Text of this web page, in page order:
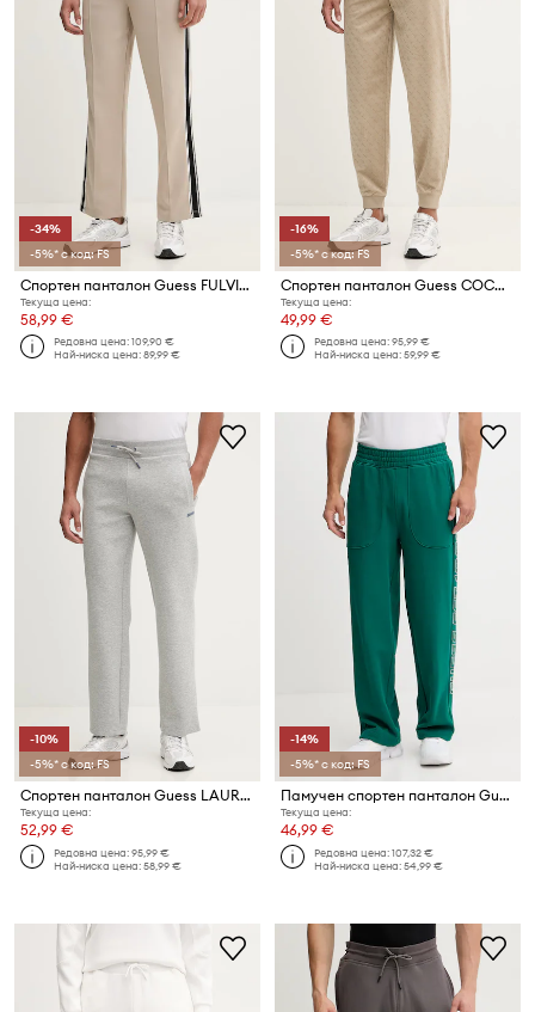
-34%
-5%* с код: FS
Спортен панталон Guess FULVIO
Текуща цена:
58,99 €
Редовна цена:109,90 €
Най-ниска цена:89,99 €
-16%
-5%* с код: FS
Спортен панталон Guess COCHISE
Текуща цена:
49,99 €
Редовна цена:95,99 €
Най-ниска цена:59,99 €
-10%
-5%* с код: FS
Спортен панталон Guess LAURO
Текуща цена:
52,99 €
Редовна цена:95,99 €
Най-ниска цена:58,99 €
-14%
-5%* с код: FS
Памучен спортен панталон Guess MENTORE
Текуща цена:
46,99 €
Редовна цена:107,32 €
Най-ниска цена:54,99 €